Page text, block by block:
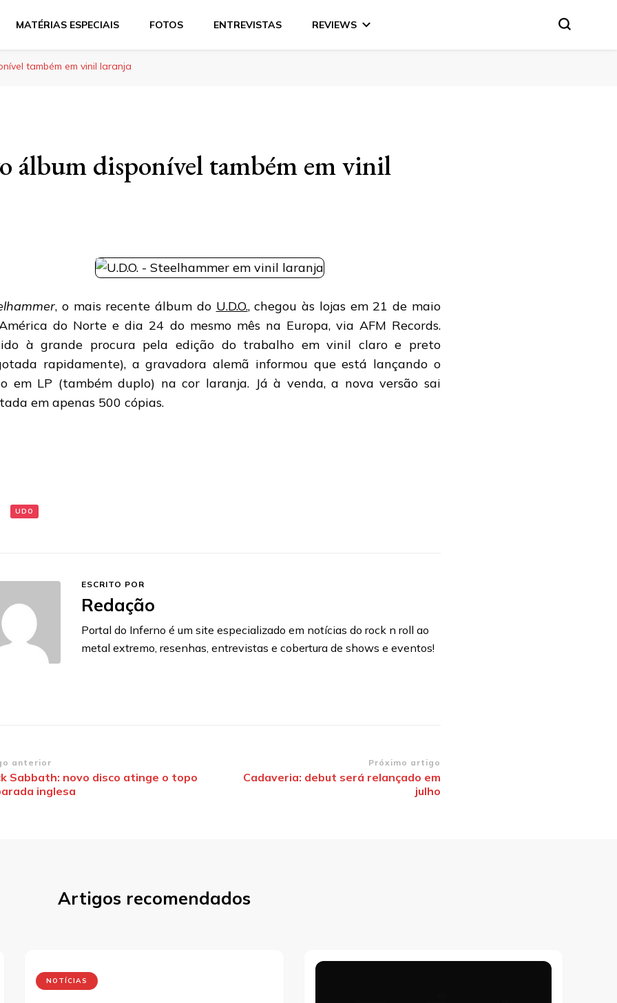
MATÉRIAS ESPECIAIS FOTOS ENTREVISTAS REVIEWS
também em vinil laranja
álbum disponível também em vinil
, o mais recente álbum do U.D.O., chegou às lojas em 21 de maio
do Norte e dia 24 do mesmo mês na Europa, via AFM Records.
à grande procura pela edição do trabalho em vinil claro e preto
rapidamente), a gravadora alemã informou que está lançando o
em LP (também duplo) na cor laranja. Já à venda, a nova versão sai
em apenas 500 cópias.
UDO
ESCRITO POR
Redação
Portal do Inferno é um site especializado em notícias do rock n roll ao
metal extremo, resenhas, entrevistas e cobertura de shows e eventos!
anterior
Sabbath: novo disco atinge o topo
inglesa
Próximo artigo
Cadaveria: debut será relançado em
julho
Artigos recomendados
NOTÍCIAS